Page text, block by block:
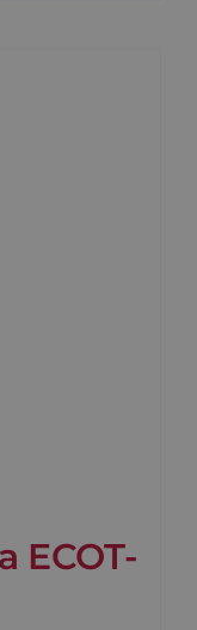
ECOT-